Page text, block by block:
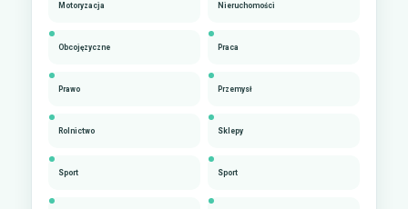
Motoryzacja Nieruchomości
Obcojęzyczne Praca
Prawo Przemysł
Rolnictwo Sklepy
Sport Sport